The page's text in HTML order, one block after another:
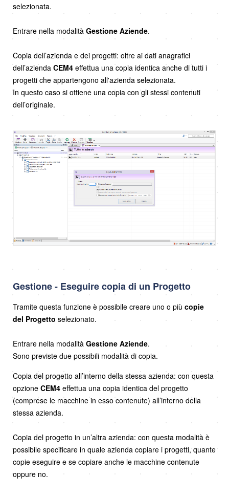
selezionata.
Entrare nella modalità Gestione Aziende.
Copia dell’azienda e dei progetti: oltre ai dati anagrafici
dell’azienda CEM4 effettua una copia identica anche di tutti i
progetti che appartengono all'azienda selezionata.
In questo caso si ottiene una copia con gli stessi contenuti
dell’originale.
Gestione - Eseguire copia di un Progetto
Tramite questa funzione è possibile creare uno o più copie
del Progetto selezionato.
Entrare nella modalità Gestione Aziende.
Sono previste due possibili modalità di copia.
Copia del progetto all’interno della stessa azienda: con questa
opzione CEM4 effettua una copia identica del progetto
(comprese le macchine in esso contenute) all’interno della
stessa azienda.
Copia del progetto in un’altra azienda: con questa modalità è
possibile specificare in quale azienda copiare i progetti, quante
copie eseguire e se copiare anche le macchine contenute
oppure no.